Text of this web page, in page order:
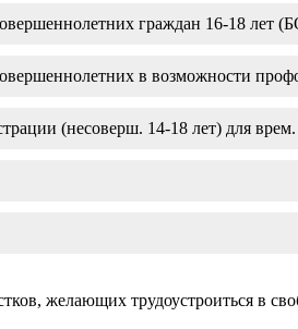
граждан 16-18 лет
в возможности
(несоверш. 14-18 лет) для врем.
желающих трудоустроиться в